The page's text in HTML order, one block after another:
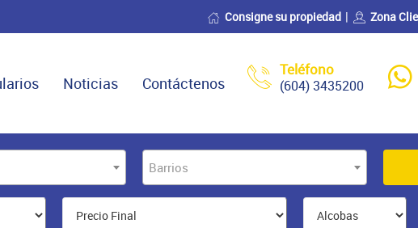
Consigne su propiedad Zona
Teléfono
(604) 3435200
Noticias Contáctenos
Barrios